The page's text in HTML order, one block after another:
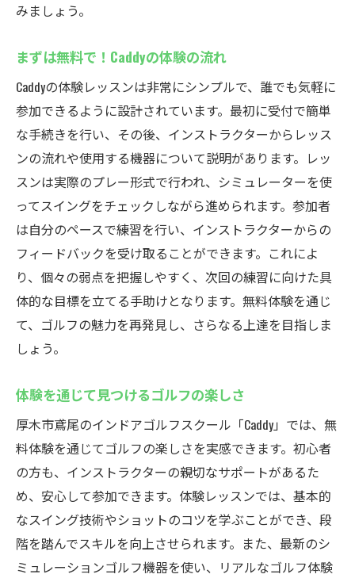
みましょう。
まずは無料で！Caddyの体験の流れ
Caddyの体験レッスンは非常にシンプルで、誰でも気軽に
参加できるように設計されています。最初に受付で簡単
な手続きを行い、その後、インストラクターからレッス
ンの流れや使用する機器について説明があります。レッ
スンは実際のプレー形式で行われ、シミュレーターを使
ってスイングをチェックしながら進められます。参加者
は自分のペースで練習を行い、インストラクターからの
フィードバックを受け取ることができます。これによ
り、個々の弱点を把握しやすく、次回の練習に向けた具
体的な目標を立てる手助けとなります。無料体験を通じ
て、ゴルフの魅力を再発見し、さらなる上達を目指しま
しょう。
体験を通じて見つけるゴルフの楽しさ
厚木市鳶尾のインドアゴルフスクール「Caddy」では、無
料体験を通じてゴルフの楽しさを実感できます。初心者
の方も、インストラクターの親切なサポートがあるた
め、安心して参加できます。体験レッスンでは、基本的
なスイング技術やショットのコツを学ぶことができ、段
階を踏んでスキルを向上させられます。また、最新のシ
ミュレーションゴルフ機器を使い、リアルなゴルフ体験